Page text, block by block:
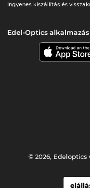
Ingyenes kiszállítás és
Edel-Optics alkalmazás
© 2026,